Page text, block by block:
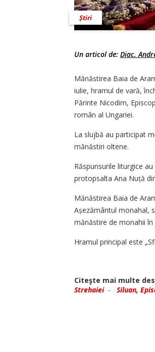
Știri
Un articol de: Diac.
Mănăstirea Baia de
iulie, hramul de vară,
Părinte Nicodim,
român al Ungariei.
La slujbă au participat
mănăstiri oltene.
Răspunsurile liturgice
protopsalta Ana Nuță
Mănăstirea Baia de
Așezământul monahal,
mănăstire de monahii în
Hramul principal este
Citeşte mai multe
Strehaiei- Siluan,